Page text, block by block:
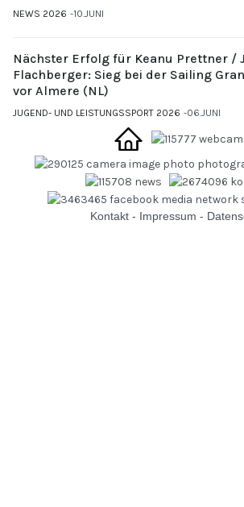
NEWS 2026 10.JUNI
Nächster Erfolg für Keanu Prettner /
Flachberger: Sieg bei der Sailing
vor Almere (NL)
JUGEND- UND LEISTUNGSSPORT 2026 06.JUNI
Kontakt - Impressum -